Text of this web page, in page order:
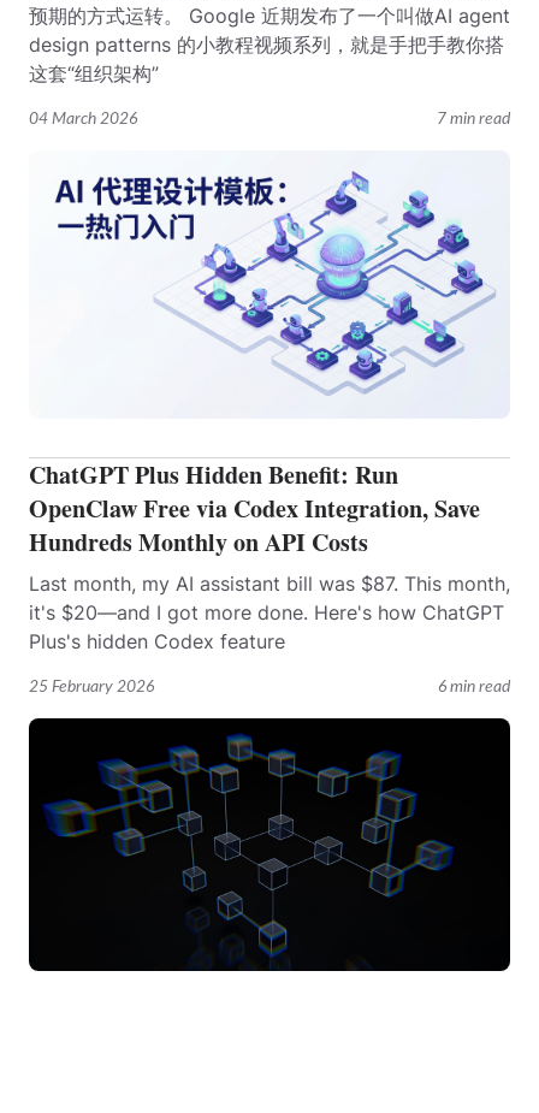
04 March 2026 7 min read
预期的方式运转。 Google 近期发布了一个叫做AI agent
design patterns 的小教程视频系列，就是手把手教你搭
这套“组织架构”
25 February 2026 6 min read
ChatGPT Plus Hidden Benefit: Run
OpenClaw Free via Codex Integration, Save
Hundreds Monthly on API Costs
Last month, my AI assistant bill was $87. This month,
it's $20—and I got more done. Here's how ChatGPT
Plus's hidden Codex feature